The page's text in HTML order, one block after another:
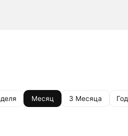
Месяц 3 Месяца Год